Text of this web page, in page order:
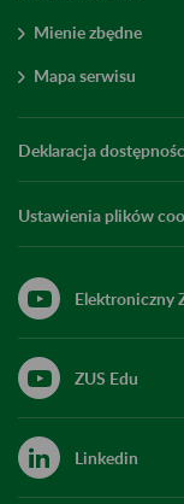
Mienie zbędne
Mapa serwisu
Deklaracja
Ustawienia plików
Elektroniczny
ZUS Edu
Linkedin